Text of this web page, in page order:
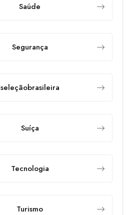
Saúde
Segurança
seleçãobrasileira
Suíça
Tecnologia
Turismo